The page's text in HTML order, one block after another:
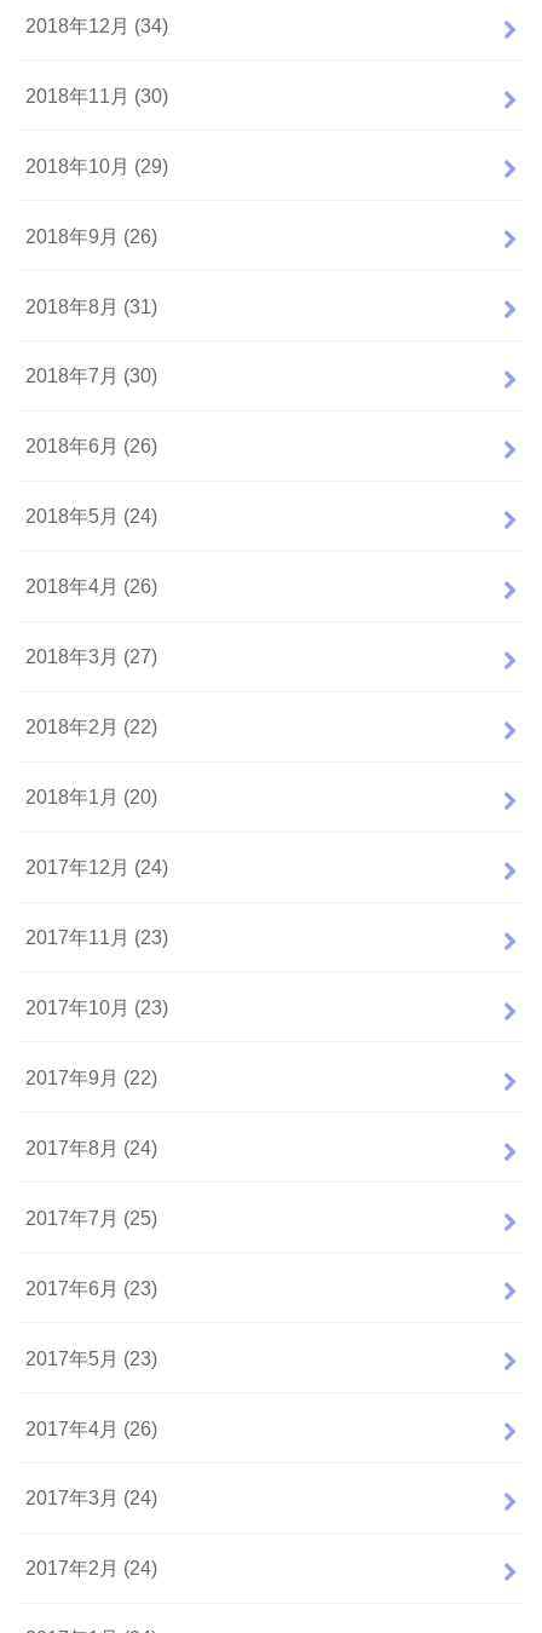
2018年12月 (34)
2018年11月 (30)
2018年10月 (29)
2018年9月 (26)
2018年8月 (31)
2018年7月 (30)
2018年6月 (26)
2018年5月 (24)
2018年4月 (26)
2018年3月 (27)
2018年2月 (22)
2018年1月 (20)
2017年12月 (24)
2017年11月 (23)
2017年10月 (23)
2017年9月 (22)
2017年8月 (24)
2017年7月 (25)
2017年6月 (23)
2017年5月 (23)
2017年4月 (26)
2017年3月 (24)
2017年2月 (24)